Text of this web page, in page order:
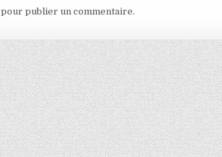
pour publier un commentaire.